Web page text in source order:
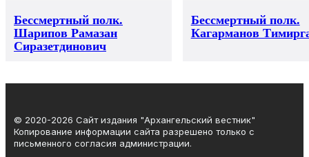
Бессмертный полк.
Шарипов Рамазан
Сиразетдинович
Бессмертный полк.
Кагарманов
© 2020-2026 Сайт издания "Архангельский вестник"
Копирование информации сайта разрешено только с
письменного согласия администрации.